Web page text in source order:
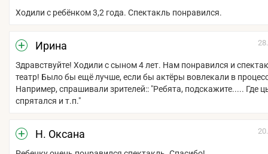
Ходили с ребёнком 3,2 года. Спектакль понравился.
Ирина
Здравствуйте! Ходили с сыном 4 лет. Нам понравился и
театр! Было бы ещё лучше, если бы актёры вовлекали в
Например, спрашивали зрителей:: "Ребята, подскажите..... Где
спрятался и т.п."
Н. Оксана